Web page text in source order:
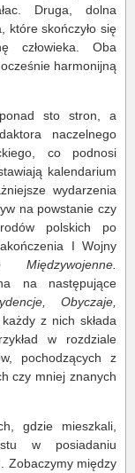
Druga, dolna
które skończyło się
człowieka. Oba
harmonijną
sto stron, a
naczelnego
co podnosi
kalendarium
wydarzenia
na powstanie czy
polskich po
I Wojny
Międzywojenne.
na następujące
Obyczaje,
każdy z nich składa
w rozdziale
pochodzących z
czy mniej znanych
gdzie mieszkali,
w posiadaniu
Zobaczymy między